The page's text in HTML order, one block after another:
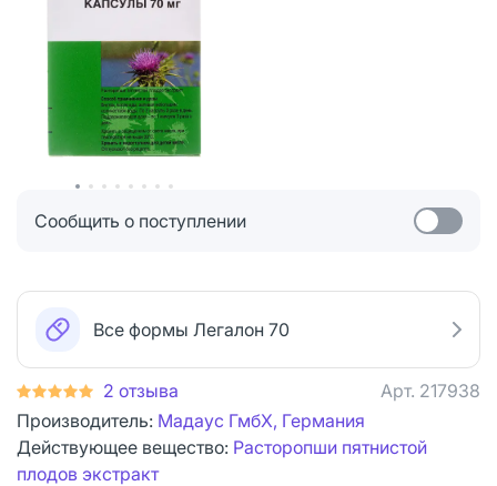
Сообщить о поступлении
Все формы Легалон 70
2 отзыва Арт. 217938
Производитель: Мадаус ГмбХ, Германия
Действующее вещество: Расторопши пятнистой
плодов экстракт